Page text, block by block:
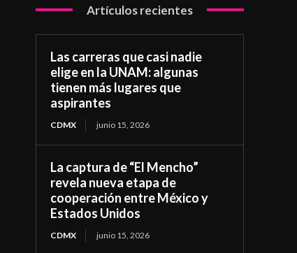
Artículos recientes
Las carreras que casi nadie
elige en la UNAM: algunas
tienen más lugares que
aspirantes
CDMX junio 15, 2026
La captura de “El Mencho”
revela nueva etapa de
cooperación entre México y
Estados Unidos
CDMX junio 15, 2026